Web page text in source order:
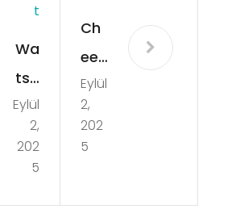
T
Wa
tso
n
Bla
ck
Eylül
2,
202
5
Ch
ee
Tah
Blu
e
al
Eylül
2,
202
5